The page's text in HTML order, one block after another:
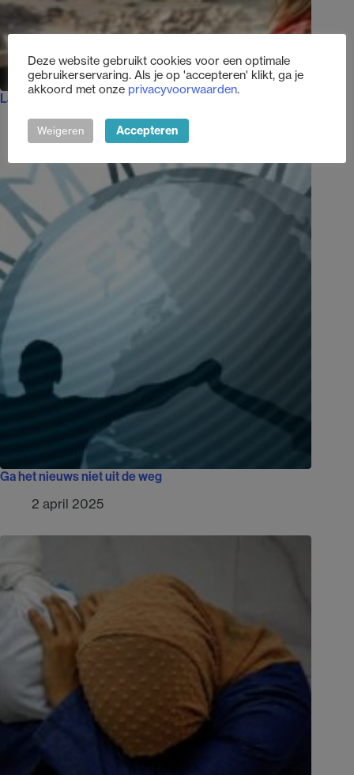
Laten we getuigen blijven van Gaza
10 september 2025
Ga het nieuws niet uit de weg
2 april 2025
Deze website gebruikt cookies voor een optimale
gebruikerservaring. Als je op 'accepteren' klikt, ga je
akkoord met onze privacyvoorwaarden.
Weigeren Accepteren